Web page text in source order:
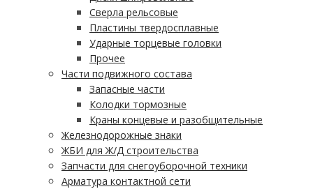
Сверла рельсовые
Пластины твердосплавные
Ударные торцевые головки
Прочее
Части подвижного состава
Запасные части
Колодки тормозные
Краны концевые и разобщительные
Железнодорожные знаки
ЖБИ для Ж/Д строительства
Запчасти для снегоуборочной техники
Арматура контактной сети